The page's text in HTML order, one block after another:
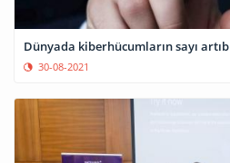
Dünyada kiberhücumların sayı artıb
30-08-2021